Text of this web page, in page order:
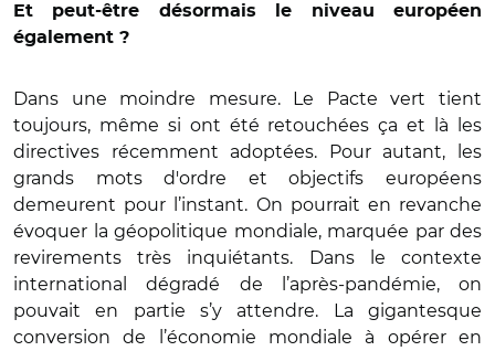
Et peut-être désormais le niveau européen
également ?
Dans une moindre mesure. Le Pacte vert tient
toujours, même si ont été retouchées ça et là les
directives récemment adoptées. Pour autant, les
grands mots d'ordre et objectifs européens
demeurent pour l’instant. On pourrait en revanche
évoquer la géopolitique mondiale, marquée par des
revirements très inquiétants. Dans le contexte
international dégradé de l’après-pandémie, on
pouvait en partie s’y attendre. La gigantesque
conversion de l’économie mondiale à opérer en